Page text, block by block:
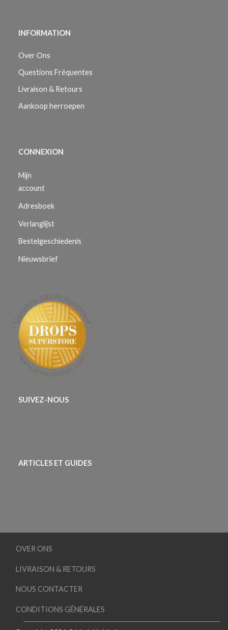
INFORMATION
Over Ons
Questions Fréquentes
Livraison & Retours
Aankoop herroepen
CONNEXION
Mijn
account
Adresboek
Verlanglijst
Bestelgeschiedenis
Nieuwsbrief
SUIVEZ-NOUS
ARTICLES ET GUIDES
OVER ONS
LIVRAISON & RETOURS
NOUS CONTACTER
CONDITIONS GÉNÉRALES